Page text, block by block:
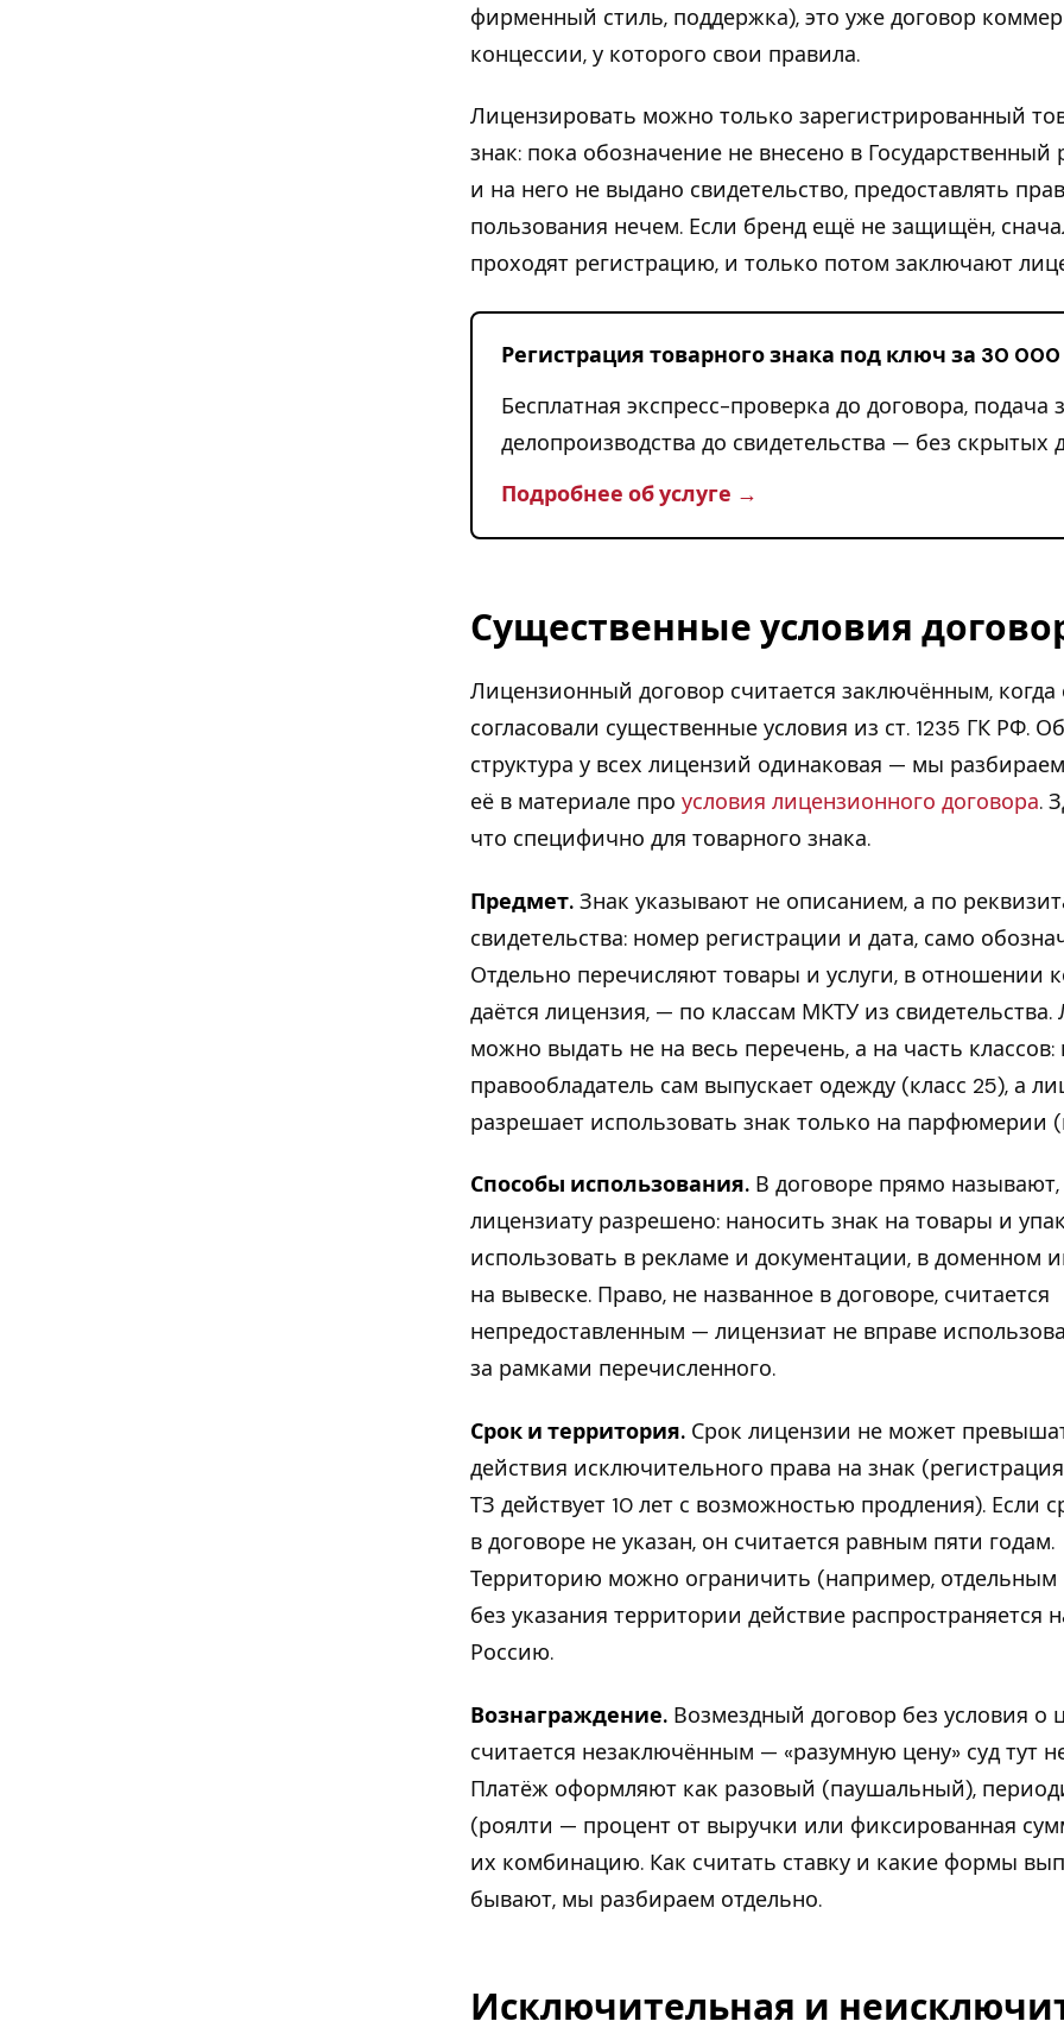
фирменный стиль, поддержка), это уже договор
концессии, у которого свои правила.
Лицензировать можно только зарегистрированный
знак: пока обозначение не внесено в Государственный
и на него не выдано свидетельство, предоставлять
пользования нечем. Если бренд ещё не защищён,
проходят регистрацию, и только потом заключают
Регистрация товарного знака под ключ за 30
Бесплатная экспресс-проверка до договора, подача
делопроизводства до свидетельства — без скрытых
Подробнее об услуге →
Существенные условия
Лицензионный договор считается заключённым,
согласовали существенные условия из ст. 1235 ГК РФ.
структура у всех лицензий одинаковая — мы разбираем
её в материале про условия лицензионного договора.
что специфично для товарного знака.
Предмет. Знак указывают не описанием, а по
свидетельства: номер регистрации и дата, само
Отдельно перечисляют товары и услуги, в отношении
даётся лицензия, — по классам МКТУ из
можно выдать не на весь перечень, а на часть
правообладатель сам выпускает одежду (класс 25), а
разрешает использовать знак только на парфюмерии
Способы использования. В договоре прямо называют,
лицензиату разрешено: наносить знак на товары и
использовать в рекламе и документации, в доменном
на вывеске. Право, не названное в договоре, считается
непредоставленным — лицензиат не вправе
за рамками перечисленного.
Срок и территория. Срок лицензии не может
действия исключительного права на знак (регистрация
ТЗ действует 10 лет с возможностью продления). Если
в договоре не указан, он считается равным пяти годам.
Территорию можно ограничить (например, отдельным
без указания территории действие распространяется
Россию.
Вознаграждение. Возмездный договор без условия о
считается незаключённым — «разумную цену» суд тут
Платёж оформляют как разовый (паушальный),
(роялти — процент от выручки или фиксированная
их комбинацию. Как считать ставку и какие формы
бывают, мы разбираем отдельно.
Исключительная и